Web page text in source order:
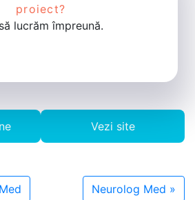
proiect?
lucrăm împreună.
Vezi site
Neurolog Med »